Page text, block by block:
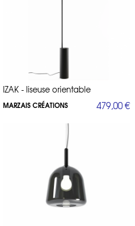
IZAK - liseuse orientable
MARZAIS CRÉATIONS 479,00 €